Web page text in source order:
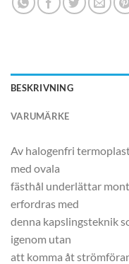
BESKRIVNING
VARUMÄRKE
Av halogenfri
med ovala
fästhål underlättar
erfordras med
denna kapslingsteknik
igenom utan
att komma åt